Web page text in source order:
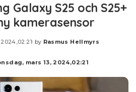
Galaxy S25 och S25+
kamerasensor
Posted
by Rasmus Hellmyrs
mars 13, 2024,02:21